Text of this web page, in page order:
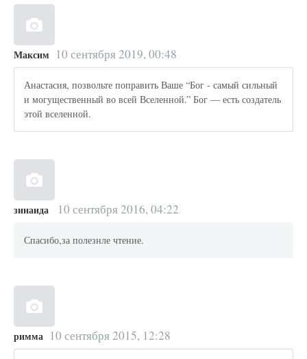
Максим 10 сентября 2019, 00:48
Анастасия, позвольте поправить Ваше “Бог - самый сильный
и могущественный во всей Вселенной.” Бог — есть создатель
этой вселенной.
зинаида 10 сентября 2016, 04:22
Спасибо,за полезнле чтение.
римма 10 сентября 2015, 12:28